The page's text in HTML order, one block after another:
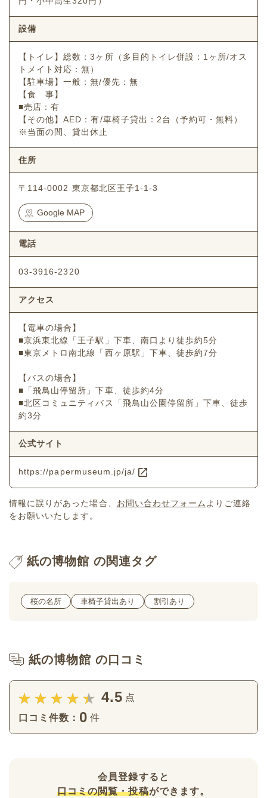
設備
【トイレ】総数：3ヶ所（多目的トイレ併設：1ヶ所/オス
トメイト対応：無）
【駐車場】一般：無/優先：無
【食 事】
■売店：有
【その他】AED：有/車椅子貸出：2台（予約可・無料）
※当面の間、貸出休止
住所
〒114-0002 東京都北区王子1-1-3
Google MAP
電話
03-3916-2320
アクセス
【電車の場合】
■京浜東北線「王子駅」下車、南口より徒歩約5分
■東京メトロ南北線「西ヶ原駅」下車、徒歩約7分
【バスの場合】
■「飛鳥山停留所」下車、徒歩約4分
■北区コミュニティバス「飛鳥山公園停留所」下車、徒歩
約3分
公式サイト
https://papermuseum.jp/ja/
情報に誤りがあった場合、 お問い合わせフォーム よりご連絡
をお願いいたします。
紙の博物館 の関連タグ
桜の名所 車椅子貸出あり 割引あり
紙の博物館 の口コミ
4.5 点
口コミ件数： 0 件
会員登録すると
口コミの閲覧・投稿ができます。